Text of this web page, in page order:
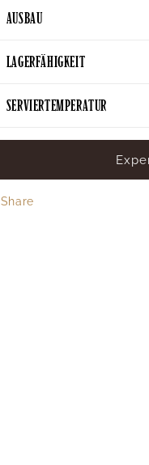
AUSBAU
LAGERFÄHIGKEIT
SERVIERTEMPERATUR
Share